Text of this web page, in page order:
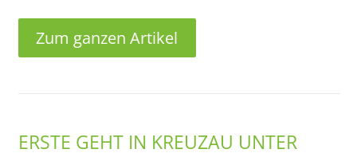
Zum ganzen Artikel
ERSTE GEHT IN KREUZAU UNTER